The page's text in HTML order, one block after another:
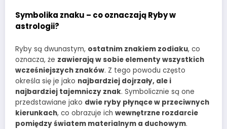
Symbolika znaku – co oznaczają Ryby w
astrologii?
Ryby są dwunastym, ostatnim znakiem zodiaku, co
oznacza, że zawierają w sobie elementy wszystkich
wcześniejszych znaków. Z tego powodu często
określa się je jako najbardziej dojrzały, ale i
najbardziej tajemniczy znak. Symbolicznie są one
przedstawiane jako dwie ryby płynące w przeciwnych
kierunkach, co obrazuje ich wewnętrzne rozdarcie
pomiędzy światem materialnym a duchowym.